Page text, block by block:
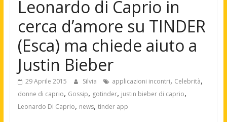
Leonardo di Caprio in
cerca d’amore su TINDER
(Esca) ma chiede aiuto a
Justin Bieber
29 Aprile 2015 Silvia applicazioni incontri, Celebrità,
donne di caprio, Gossip, gotinder, justin bieber di caprio,
Leonardo Di Caprio, news, tinder app